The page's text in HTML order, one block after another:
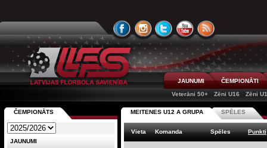
JAUNUMI
ČEMPIONĀTI
Veterāni 50+
Zēni U16 Zēni
MEITENES U12 A GRUPA SPĒLES
Vieta Komanda Spēles Punkti
ČEMPIONĀTS
JAUNUMI